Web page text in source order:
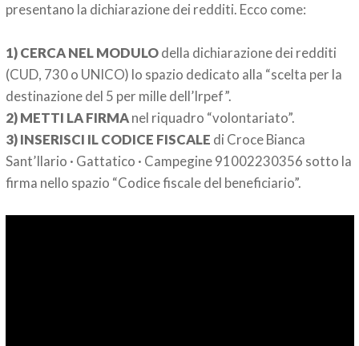
presentano la dichiarazione dei redditi. Ecco come:
1) CERCA NEL MODULOdella dichiarazione dei redditi
(CUD, 730 o UNICO) lo spazio dedicato alla “scelta per la
destinazione del 5 per mille dell’Irpef”.
2) METTI LA FIRMAnel riquadro “volontariato”.
3) INSERISCI IL CODICE FISCALE di Croce Bianca
Sant’Ilario · Gattatico · Campegine 91002230356 sotto la
firma nello spazio “Codice fiscale del beneficiario”.